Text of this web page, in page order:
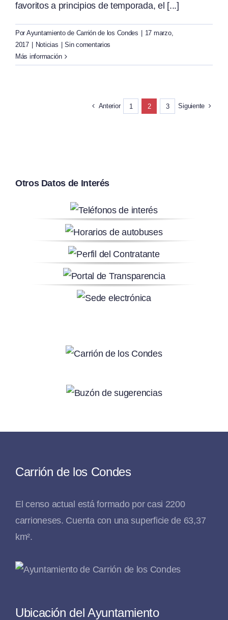
favoritos a principios de temporada, el [...]
Por Ayuntamiento de Carrión de los Condes
17 marzo,
2017
Noticias
Sin comentarios
Más información
Anterior 1 2 3 Siguiente
Otros Datos de Interés
Carrión de los Condes
El censo actual está formado por casi 2200
carrioneses. Cuenta con una superficie de 63,37
km².
Ubicación del Ayuntamiento